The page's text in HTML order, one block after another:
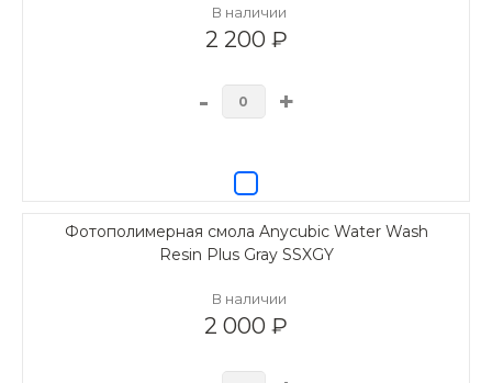
В наличии
2 200 ₽
- +
Фотополимерная смола Anycubic Water Wash
Resin Plus Gray SSXGY
В наличии
2 000 ₽